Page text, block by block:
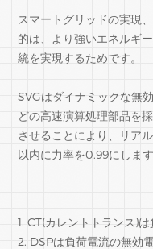
スマートグリッドの実現
的は、より強いエネルギ
統を実現するためです。
SVGはダイナミックな無
どの高速演算処理部品を
させることにより、リア
以内に力率を0.99にします
1. CT(カレントトランス)
2. DSPは負荷電流の無効